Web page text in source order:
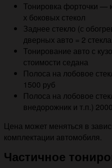
Тонировка форточки —
х боковых стекол
Заднее стекло (с
дверных авто = 2
Тонирование авто с
стоимости седана
Полоса на лобовое
1500 руб
Полоса на лобовое
внедорожник и т.п.)
Цена может меняться в
комплектации автомобиля.
Частичное